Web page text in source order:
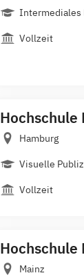
Intermediales
Vollzeit
Hochschule
Hamburg
Visuelle
Vollzeit
Hochschule
Mainz